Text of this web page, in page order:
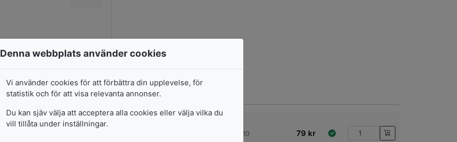
1 Förp., 2 Rl., L: 2,7 m, B: 10
79 kr
Denna webbplats använder cookies
Vi använder cookies för att förbättra din upplevelse, för
statistik och för att visa relevanta annonser.
Du kan sjäv välja att acceptera alla cookies eller välja vilka du
vill tillåta under inställningar.